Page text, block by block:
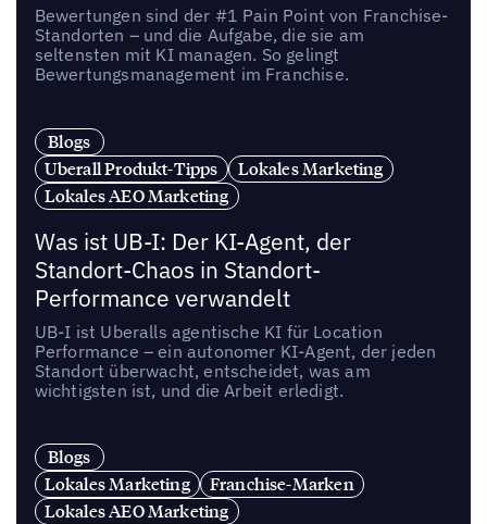
Bewertungen sind der #1 Pain Point von Franchise-
Standorten – und die Aufgabe, die sie am
seltensten mit KI managen. So gelingt
Bewertungsmanagement im Franchise.
Blogs
Uberall Produkt-Tipps
Lokales Marketing
Lokales AEO Marketing
Was ist UB-I: Der KI-Agent, der
Standort-Chaos in Standort-
Performance verwandelt
UB-I ist Uberalls agentische KI für Location
Performance – ein autonomer KI-Agent, der jeden
Standort überwacht, entscheidet, was am
wichtigsten ist, und die Arbeit erledigt.
Blogs
Lokales Marketing
Franchise-Marken
Lokales AEO Marketing